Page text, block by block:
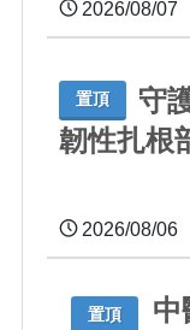
病全人照
2026/08/07
置頂
守
韌性扎根
2026/08/06
置頂
中